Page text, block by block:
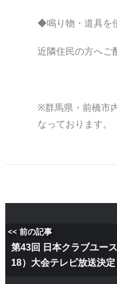
◆鳴り物・道具を
近隣住民の方へご
※群馬県・前橋市
なっております。
<< 前の記事
第43回 日本クラブユー
18）大会テレビ放送決定